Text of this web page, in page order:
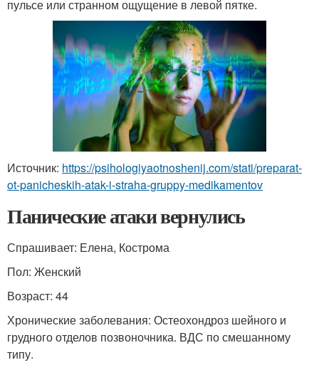
пульсе или странном ощущение в левой пятке.
Источник: https://psihologiyaotnoshenij.com/stati/preparat-
ot-panicheskih-atak-i-straha-gruppy-medikamentov
Панические атаки вернулись
Спрашивает: Елена, Кострома
Пол: Женский
Возраст: 44
Хронические заболевания: Остеохондроз шейного и
грудного отделов позвоночника. ВДС по смешанному
типу.